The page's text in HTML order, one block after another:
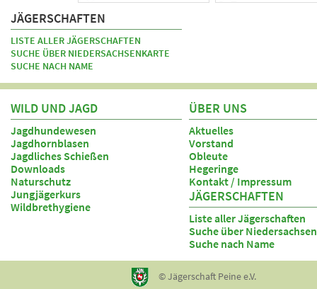
JÄGERSCHAFTEN
LISTE ALLER JÄGERSCHAFTEN
SUCHE ÜBER NIEDERSACHSENKARTE
SUCHE NACH NAME
WILD UND JAGD
Jagdhundewesen
Jagdhornblasen
Jagdliches Schießen
Downloads
Naturschutz
Jungjägerkurs
Wildbrethygiene
ÜBER UNS
Aktuelles
Vorstand
Obleute
Hegeringe
Kontakt / Impressum
JÄGERSCHAFTEN
Liste aller Jägerschaften
Suche über
Suche nach Name
© Jägerschaft Peine e.V.